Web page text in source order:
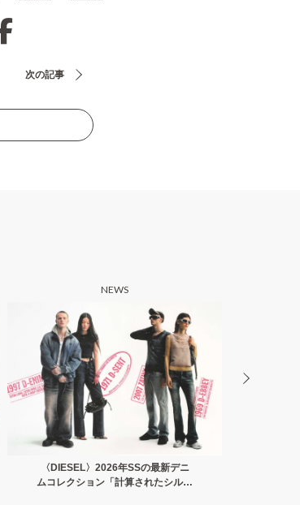
次の記事
NEWS
〈DIESEL〉2026年SSの最新デニ
ムコレクション「計算されたシルエ